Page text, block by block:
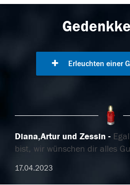
Erleuchten einer
Diana,Artur und Zessin
bist, wir wünschen dir alles
17.04.2023